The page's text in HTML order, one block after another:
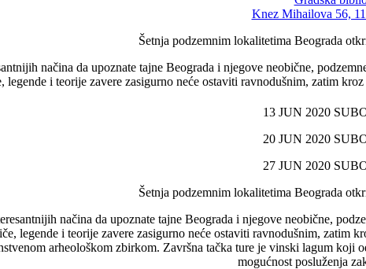
Knez Mihailova 56,
Šetnja podzemnim lokalitetima Beograda
načina da upoznate tajne Beograda i njegove neobične,
legende i teorije zavere zasigurno neće ostaviti ravnodušnim, zatim
13 JUN 2020
20 JUN 2020
27 JUN 2020
Šetnja podzemnim lokalitetima Beograda
načina da upoznate tajne Beograda i njegove neobične,
legende i teorije zavere zasigurno neće ostaviti ravnodušnim, zatim
arheološkom zbirkom. Završna tačka ture je vinski lagum
mogućnost posluženja